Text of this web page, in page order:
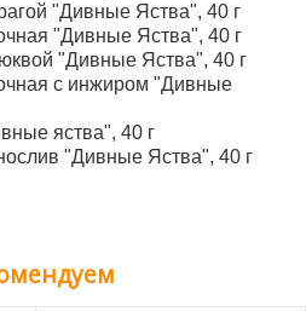
"Дивные Яства", 40 г
"Дивные Яства", 40 г
"Дивные Яства", 40 г
с инжиром "Дивные
яства", 40 г
"Дивные Яства", 40 г